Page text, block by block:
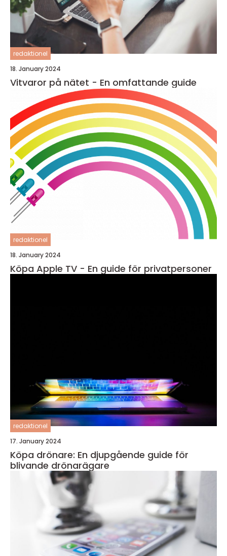
redaktionel
18. January 2024
Vitvaror på nätet - En omfattande guide
redaktionel
18. January 2024
Köpa Apple TV - En guide för privatpersoner
redaktionel
17. January 2024
Köpa drönare: En djupgående guide för
blivande drönarägare